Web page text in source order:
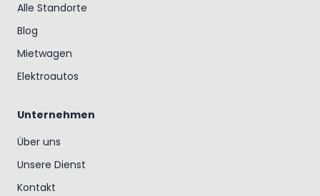
Alle Standorte
Blog
Mietwagen
Elektroautos
Unternehmen
Über uns
Unsere Dienst
Kontakt